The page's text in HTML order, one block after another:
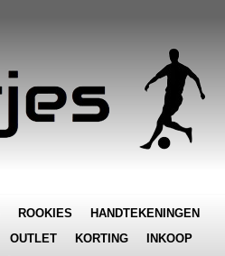
ROOKIES
HANDTEKENINGEN
OUTLET KORTING
INKOOP